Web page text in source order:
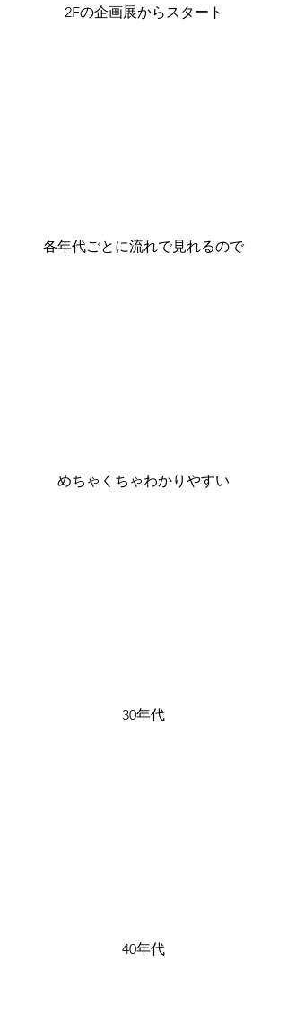
2Fの企画展からスタート
各年代ごとに流れで見れるので
めちゃくちゃわかりやすい
30年代
40年代